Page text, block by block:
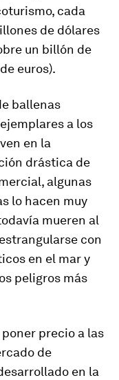
cada
de dólares
un billón de
euros).
ballenas
a los
en la
drástica de
algunas
lo hacen muy
mueren al
con
en el mar y
peligros más
precio a las
de
en la